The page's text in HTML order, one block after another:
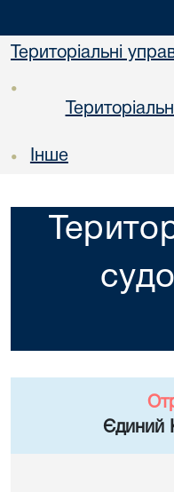
Територіальні
•
• Інше
Єдиний